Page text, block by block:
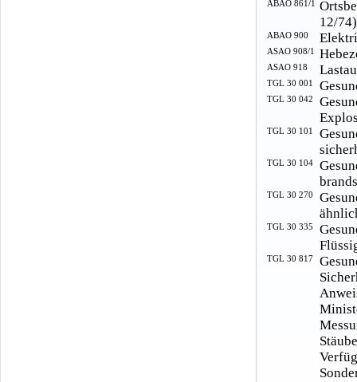
ABAO 861/1
12/
ABAO 900
ASAO 908/1
ASAO 918
TGL 30 001
TGL 30 042
TGL 30 101
TGL 30 104
TGL 30 270
TGL 30 335
TGL 30 817